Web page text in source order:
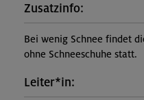
Zusatzinfo:
Bei wenig Schnee findet
ohne Schneeschuhe statt.
Leiter*in: